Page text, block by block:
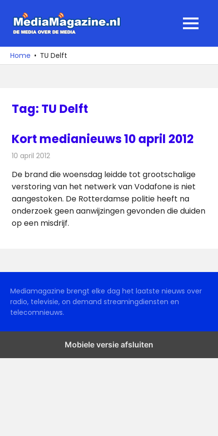
naar
media
over
MENU
Home TU Delft
Tag: TU Delft
Kort medianieuws 10 april 2012
10 april 2012
De brand die woensdag leidde tot grootschalige
verstoring van het netwerk van Vodafone is niet
aangestoken. De Rotterdamse politie heeft na
onderzoek geen aanwijzingen gevonden die duiden
op een misdrijf.
Mediamagazine brengt elke dag het laatste nieuws over
radio, televisie, on demand streamingdiensten en
telecomnieuws.
Mobiele versie afsluiten